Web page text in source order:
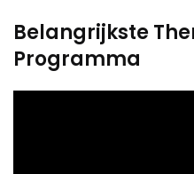
Belangrijkste
Programma